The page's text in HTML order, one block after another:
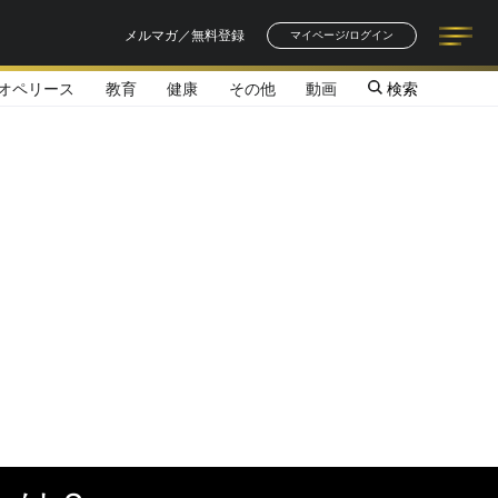
メルマガ／無料登録 マイページ/ログイン
記事一覧
著者一覧
ペリース 教育 健康 その他 動画 検索